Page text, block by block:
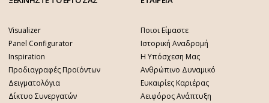
Visualizer
Panel Configurator
Inspiration
Προδιαγραφές Προϊόντων
Δειγματολόγια
Δίκτυο Συνεργατών
Ποιοι Είμαστε
Ιστορική Αναδρομή
Η Υπόσχεση Μας
Ανθρώπινο Δυναμικό
Ευκαιρίες Καριέρας
Αειφόρος Ανάπτυξη